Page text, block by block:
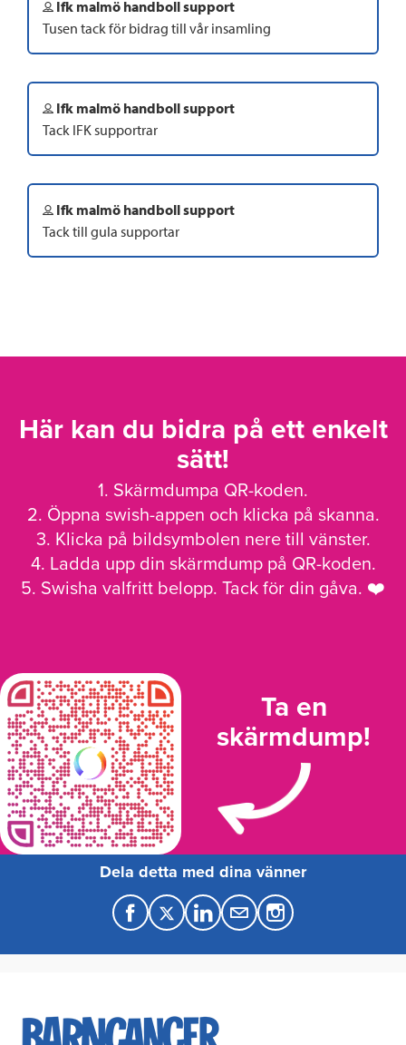
Ifk malmö handboll support
Tusen tack för bidrag till vår insamling
Ifk malmö handboll support
Tack IFK supportrar
Ifk malmö handboll support
Tack till gula supportar
Här kan du bidra på ett enkelt
sätt!
1. Skärmdumpa QR-koden.
2. Öppna swish-appen och klicka på skanna.
3. Klicka på bildsymbolen nere till vänster.
4. Ladda upp din skärmdump på QR-koden.
5. Swisha valfritt belopp. Tack för din gåva. ❤️
Ta en
skärmdump!
Dela detta med dina vänner
F
a
e
T
w
t
L
i
k
M
a